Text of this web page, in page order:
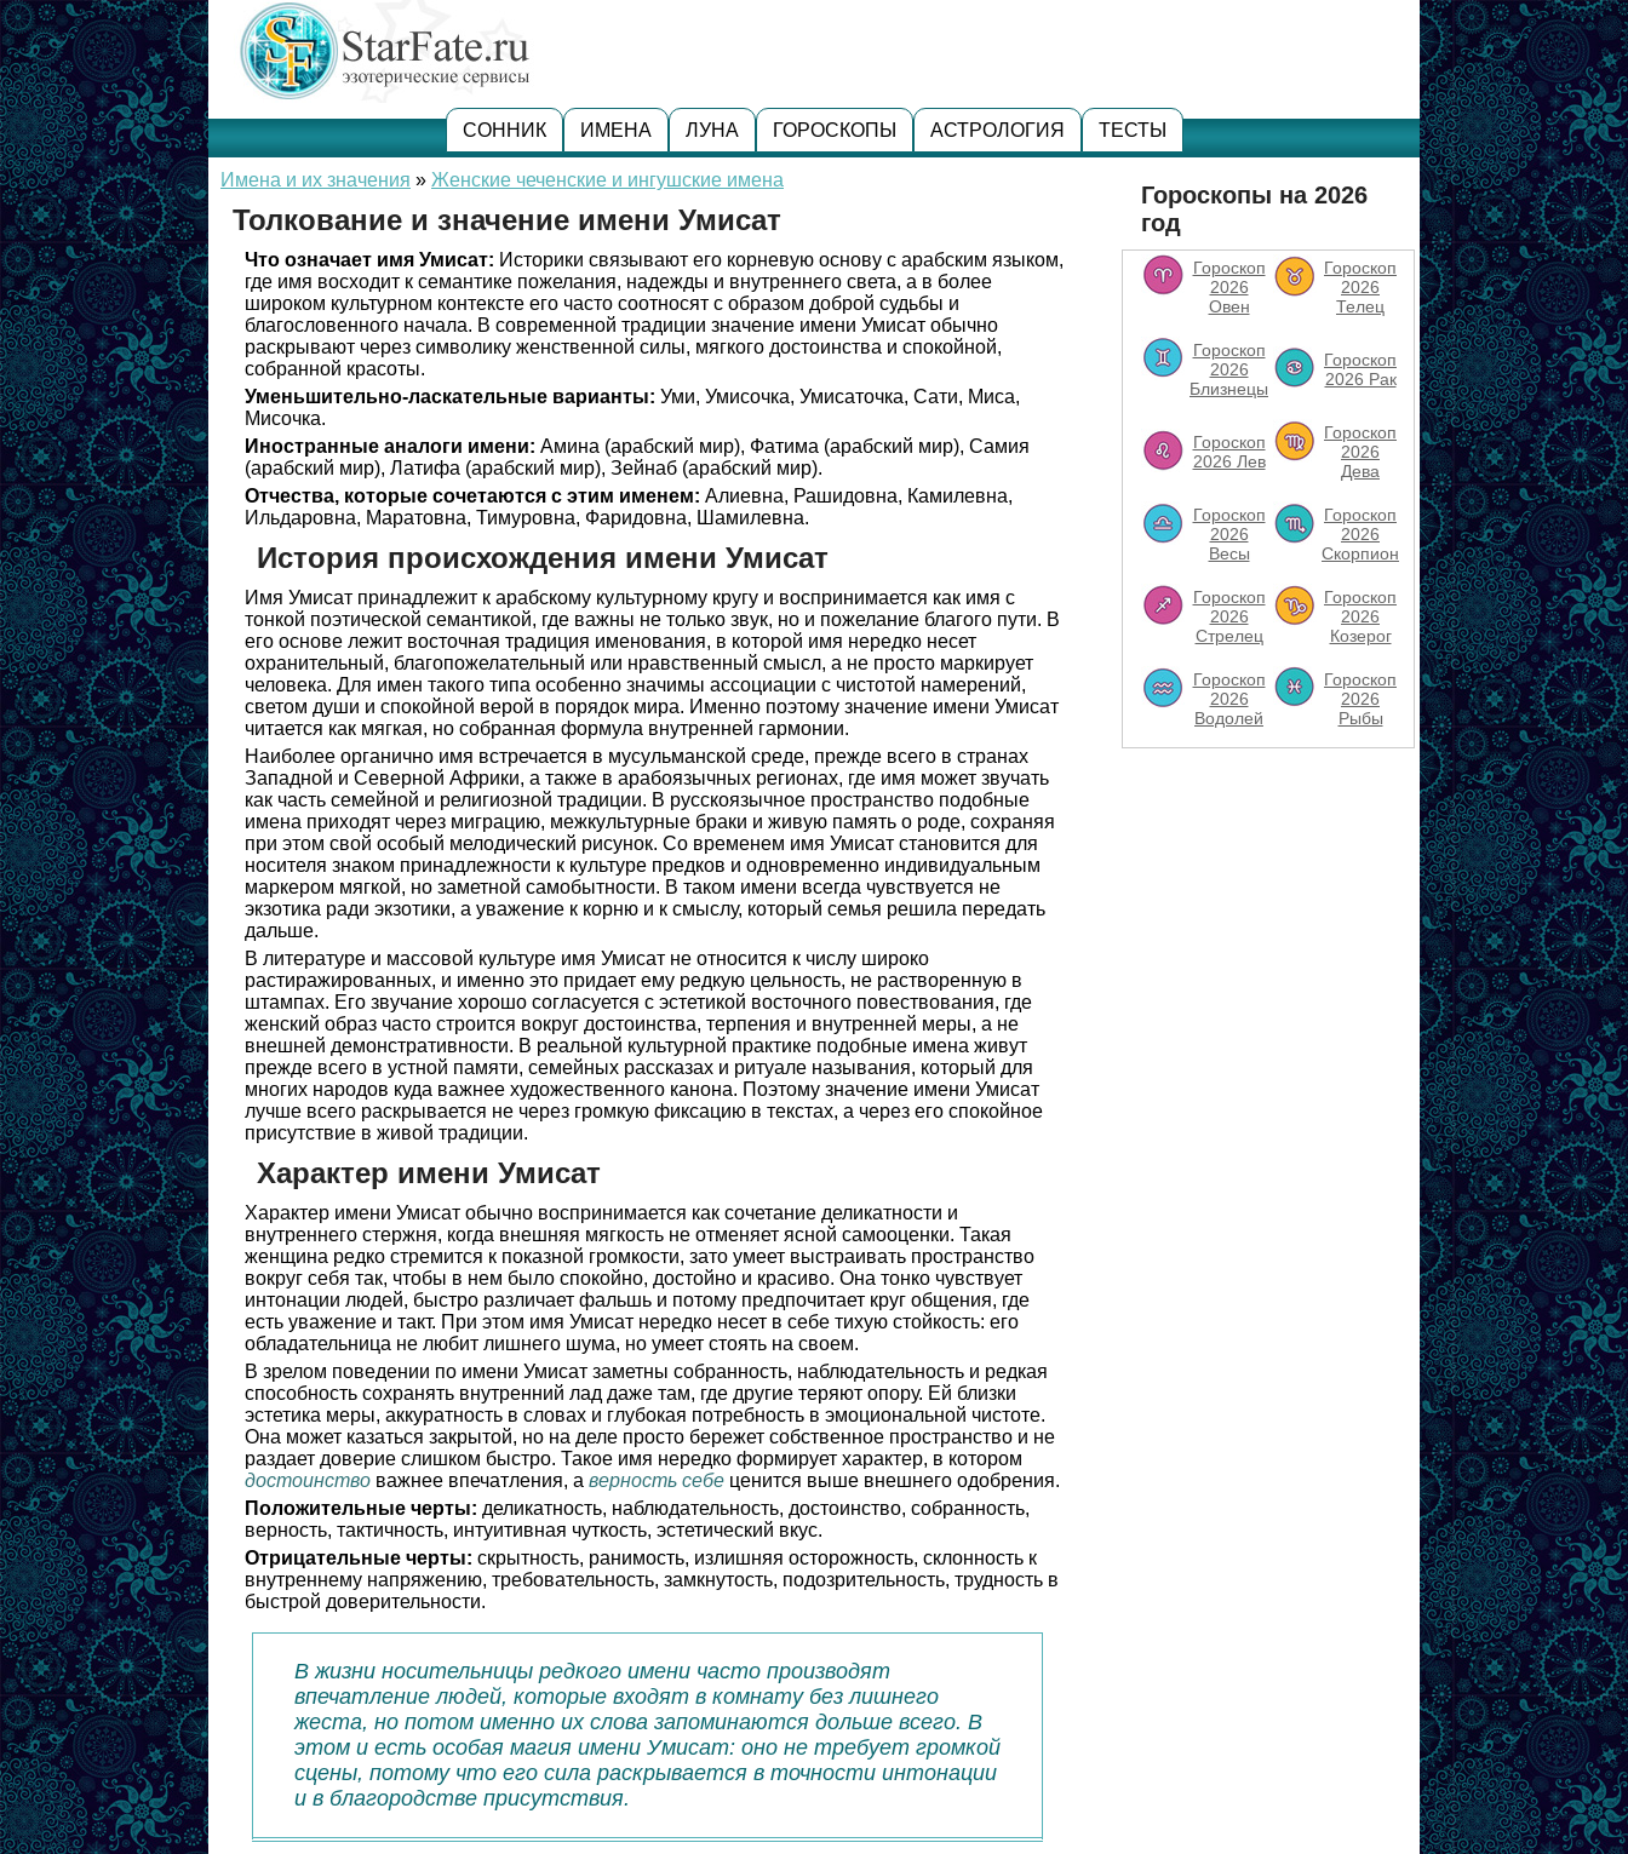
СОННИК ИМЕНА ЛУНА ГОРОСКОПЫ АСТРОЛОГИЯ ТЕСТЫ
Имена и их значения » Женские чеченские и ингушские имена
Толкование и значение имени Умисат
Что означает имя Умисат: Историки связывают его корневую основу с арабским языком,
где имя восходит к семантике пожелания, надежды и внутреннего света, а в более
широком культурном контексте его часто соотносят с образом доброй судьбы и
благословенного начала. В современной традиции значение имени Умисат обычно
раскрывают через символику женственной силы, мягкого достоинства и спокойной,
собранной красоты.
Уменьшительно-ласкательные варианты: Уми, Умисочка, Умисаточка, Сати, Миса,
Мисочка.
Иностранные аналоги имени: Амина (арабский мир), Фатима (арабский мир), Самия
(арабский мир), Латифа (арабский мир), Зейнаб (арабский мир).
Отчества, которые сочетаются с этим именем: Алиевна, Рашидовна, Камилевна,
Ильдаровна, Маратовна, Тимуровна, Фаридовна, Шамилевна.
История происхождения имени Умисат
Имя Умисат принадлежит к арабскому культурному кругу и воспринимается как имя с
тонкой поэтической семантикой, где важны не только звук, но и пожелание благого пути. В
его основе лежит восточная традиция именования, в которой имя нередко несет
охранительный, благопожелательный или нравственный смысл, а не просто маркирует
человека. Для имен такого типа особенно значимы ассоциации с чистотой намерений,
светом души и спокойной верой в порядок мира. Именно поэтому значение имени Умисат
читается как мягкая, но собранная формула внутренней гармонии.
Наиболее органично имя встречается в мусульманской среде, прежде всего в странах
Западной и Северной Африки, а также в арабоязычных регионах, где имя может звучать
как часть семейной и религиозной традиции. В русскоязычное пространство подобные
имена приходят через миграцию, межкультурные браки и живую память о роде, сохраняя
при этом свой особый мелодический рисунок. Со временем имя Умисат становится для
носителя знаком принадлежности к культуре предков и одновременно индивидуальным
маркером мягкой, но заметной самобытности. В таком имени всегда чувствуется не
экзотика ради экзотики, а уважение к корню и к смыслу, который семья решила передать
дальше.
В литературе и массовой культуре имя Умисат не относится к числу широко
растиражированных, и именно это придает ему редкую цельность, не растворенную в
штампах. Его звучание хорошо согласуется с эстетикой восточного повествования, где
женский образ часто строится вокруг достоинства, терпения и внутренней меры, а не
внешней демонстративности. В реальной культурной практике подобные имена живут
прежде всего в устной памяти, семейных рассказах и ритуале называния, который для
многих народов куда важнее художественного канона. Поэтому значение имени Умисат
лучше всего раскрывается не через громкую фиксацию в текстах, а через его спокойное
присутствие в живой традиции.
Характер имени Умисат
Характер имени Умисат обычно воспринимается как сочетание деликатности и
внутреннего стержня, когда внешняя мягкость не отменяет ясной самооценки. Такая
женщина редко стремится к показной громкости, зато умеет выстраивать пространство
вокруг себя так, чтобы в нем было спокойно, достойно и красиво. Она тонко чувствует
интонации людей, быстро различает фальшь и потому предпочитает круг общения, где
есть уважение и такт. При этом имя Умисат нередко несет в себе тихую стойкость: его
обладательница не любит лишнего шума, но умеет стоять на своем.
В зрелом поведении по имени Умисат заметны собранность, наблюдательность и редкая
способность сохранять внутренний лад даже там, где другие теряют опору. Ей близки
эстетика меры, аккуратность в словах и глубокая потребность в эмоциональной чистоте.
Она может казаться закрытой, но на деле просто бережет собственное пространство и не
раздает доверие слишком быстро. Такое имя нередко формирует характер, в котором
достоинство важнее впечатления, а верность себе ценится выше внешнего одобрения.
Положительные черты: деликатность, наблюдательность, достоинство, собранность,
верность, тактичность, интуитивная чуткость, эстетический вкус.
Отрицательные черты: скрытность, ранимость, излишняя осторожность, склонность к
внутреннему напряжению, требовательность, замкнутость, подозрительность, трудность в
быстрой доверительности.
В жизни носительницы редкого имени часто производят
впечатление людей, которые входят в комнату без лишнего
жеста, но потом именно их слова запоминаются дольше всего. В
этом и есть особая магия имени Умисат: оно не требует громкой
сцены, потому что его сила раскрывается в точности интонации
и в благородстве присутствия.
Гороскопы на 2026
год
Гороскоп
2026
Овен
Гороскоп
2026
Телец
Гороскоп
2026
Близнецы
Гороскоп
2026 Рак
Гороскоп
2026 Лев
Гороскоп
2026
Дева
Гороскоп
2026
Весы
Гороскоп
2026
Скорпион
Гороскоп
2026
Стрелец
Гороскоп
2026
Козерог
Гороскоп
2026
Водолей
Гороскоп
2026
Рыбы